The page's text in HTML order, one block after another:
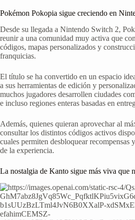
Pokémon Pokopia sigue creciendo en
Desde su llegada a Nintendo Switch 2,
reunir a una comunidad muy activa que
códigos, mapas personalizados y
franquicias.
El título se ha convertido en un espacio
a sus herramientas de edición y
muchos jugadores desarrollen ciudades
e incluso regiones enteras basadas en
Además, quienes quieran aprovechar al
consultar los distintos códigos activos
cuales permiten desbloquear
de la experiencia.
La nostalgia de Kanto sigue más viva que